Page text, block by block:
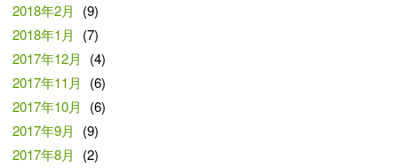
2018年2月
(9)
2018年1月
(7)
2017年12月
(4)
2017年11月
(6)
2017年10月
(6)
2017年9月
(9)
2017年8月
(2)